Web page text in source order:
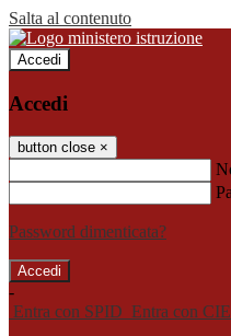
Salta al contenuto
Accedi
Accedi
button close ×
Password dimenticata?
-
Entra con SPID Entra con CIE